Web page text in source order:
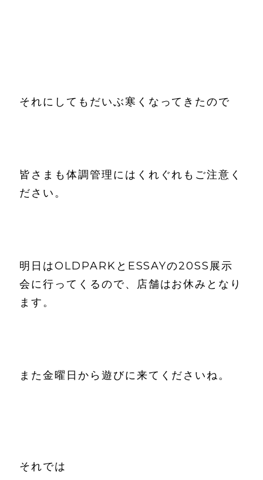
それにしてもだいぶ寒くなってきたので
皆さまも体調管理にはくれぐれもご注意く
ださい。
明日はOLDPARKとESSAYの20SS展示
会に行ってくるので、店舗はお休みとなり
ます。
また金曜日から遊びに来てくださいね。
それでは